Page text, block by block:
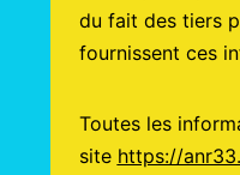
du fait des tiers
fournissent ces
Toutes les
site https://